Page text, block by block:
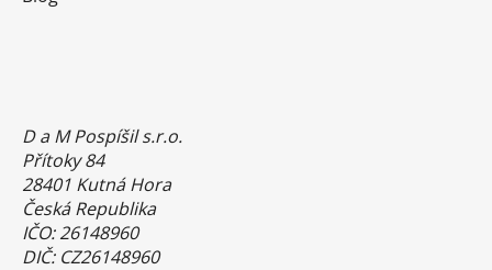
D a M Pospíšil s.r.o.
Přítoky 84
28401 Kutná Hora
Česká Republika
IČO: 26148960
DIČ: CZ26148960